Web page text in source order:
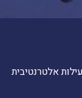
אלטרנטיבית